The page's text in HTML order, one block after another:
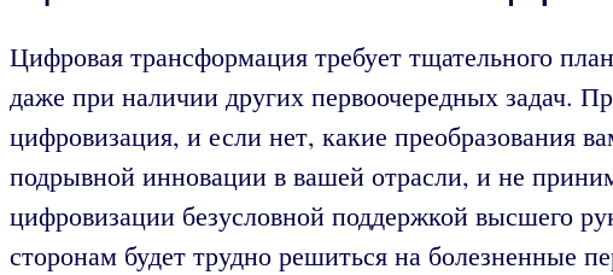
Цифровая трансформация требует тщательного
даже при наличии других первоочередных задач.
цифровизация, и если нет, какие преобразования
подрывной инновации в вашей отрасли, и не
цифровизации безусловной поддержкой высшего
сторонам будет трудно решиться на болезненные